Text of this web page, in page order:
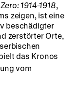
1914-1918,
zeigen, ist eine
beschädigter
zerstörter Orte,
das Kronos
vom